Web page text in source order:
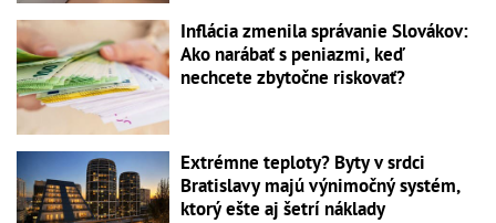
Inflácia zmenila správanie Slovákov:
Ako narábať s peniazmi, keď
nechcete zbytočne riskovať?
Extrémne teploty? Byty v srdci
Bratislavy majú výnimočný systém,
ktorý ešte aj šetrí náklady